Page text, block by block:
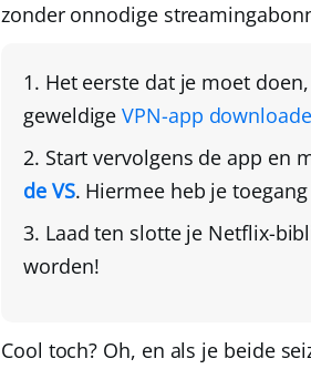
zonder onnodige
Het eerste dat je moet
geweldigeVPN-app
Start vervolgens de app en
de VS. Hiermee heb je
Laad ten slotte je Netflix-
worden!
Cool toch? Oh, en als je beide